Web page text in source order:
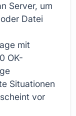
Server, um
Datei
mit
OK-
Situationen
vor